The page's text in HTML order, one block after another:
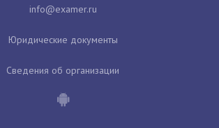
Юридические документы
Сведения об организации